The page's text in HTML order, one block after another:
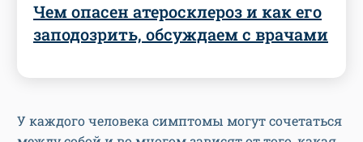
Чем опасен атеросклероз и как его
заподозрить, обсуждаем с врачами
У каждого человека симптомы могут сочетаться